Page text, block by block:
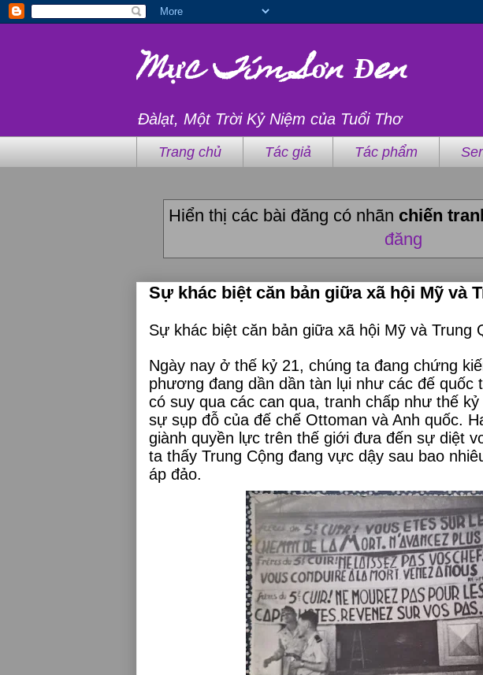
Mực Tím Sơn Đen
Đàlạt, Một Trời Kỷ Niệm của Tuổi Thơ
Trang chủ Tác giả Tác phẩm
Hiển thị các bài đăng có nhãn chiến
đăng
Sự khác biệt căn bản giữa xã hội Mỹ và
Sự khác biệt căn bản giữa xã hội Mỹ và Trung
Ngày nay ở thế kỷ 21, chúng ta đang chứng
phương đang dần dần tàn lụi như các đế quốc
có suy qua các can qua, tranh chấp như thế
sự sụp đỗ của đế chế Ottoman và Anh quốc.
giành quyền lực trên thế giới đưa đến sự diệt
ta thấy Trung Cộng đang vực dậy sau bao
áp đảo.